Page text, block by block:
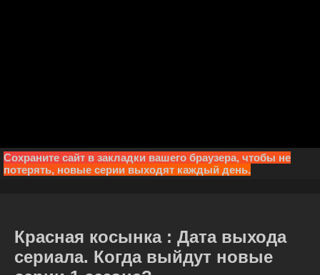
Сохраните сайт в закладки вашего браузера, чтобы не
потерять, новые серии выходят каждый день.
Красная косынка : Дата выхода
сериала. Когда выйдут новые